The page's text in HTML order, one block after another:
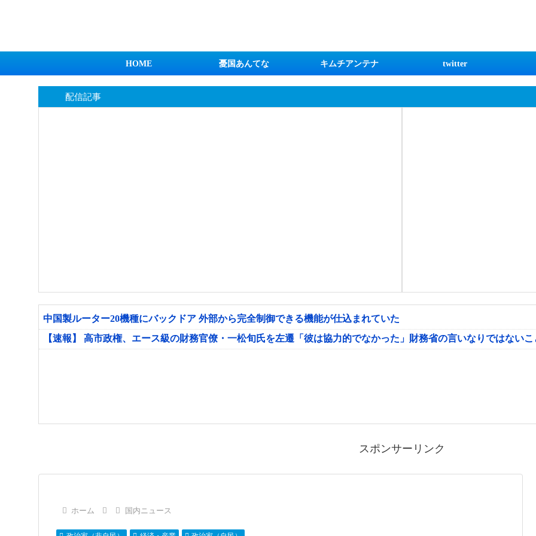
HOME 憂国あんてな キムチアンテナ twitter
配信記事
中国製ルーター20機種にバックドア 外部から完全制御できる機能が仕込まれていた
【速報】 高市政権、エース級の財務官僚・一松旬氏を左遷「彼は協力的でなかった」財務省の言いなりではない
スポンサーリンク
ホーム 国内ニュース